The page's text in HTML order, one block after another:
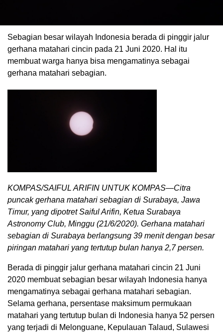
Sebagian besar wilayah Indonesia berada di pinggir jalur
gerhana matahari cincin pada 21 Juni 2020. Hal itu
membuat warga hanya bisa mengamatinya sebagai
gerhana matahari sebagian.
KOMPAS/SAIFUL ARIFIN UNTUK KOMPAS—Citra
puncak gerhana matahari sebagian di Surabaya, Jawa
Timur, yang dipotret Saiful Arifin, Ketua Surabaya
Astronomy Club, Minggu (21/6/2020). Gerhana matahari
sebagian di Surabaya berlangsung 39 menit dengan besar
piringan matahari yang tertutup bulan hanya 2,7 persen.
Berada di pinggir jalur gerhana matahari cincin 21 Juni
2020 membuat sebagian besar wilayah Indonesia hanya
mengamatinya sebagai gerhana matahari sebagian.
Selama gerhana, persentase maksimum permukaan
matahari yang tertutup bulan di Indonesia hanya 52 persen
yang terjadi di Melonguane, Kepulauan Talaud, Sulawesi